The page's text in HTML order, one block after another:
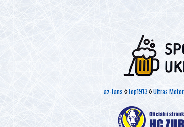
az-fans ◊fop1913 ◊Ultras Motor